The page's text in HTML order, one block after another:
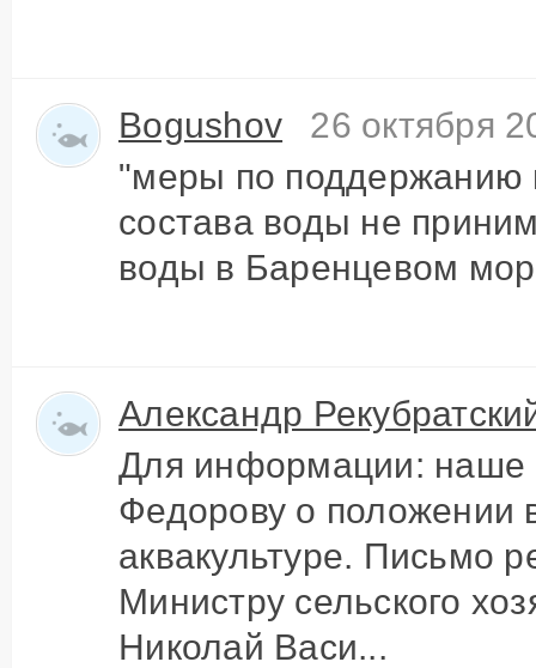
Bogushov
26 октября
"меры по поддержанию
состава воды не
воды в Баренцевом
Александр
Для информации: наше
Федорову о положении
аквакультуре. Письмо
Министру сельского
Николай Васи...